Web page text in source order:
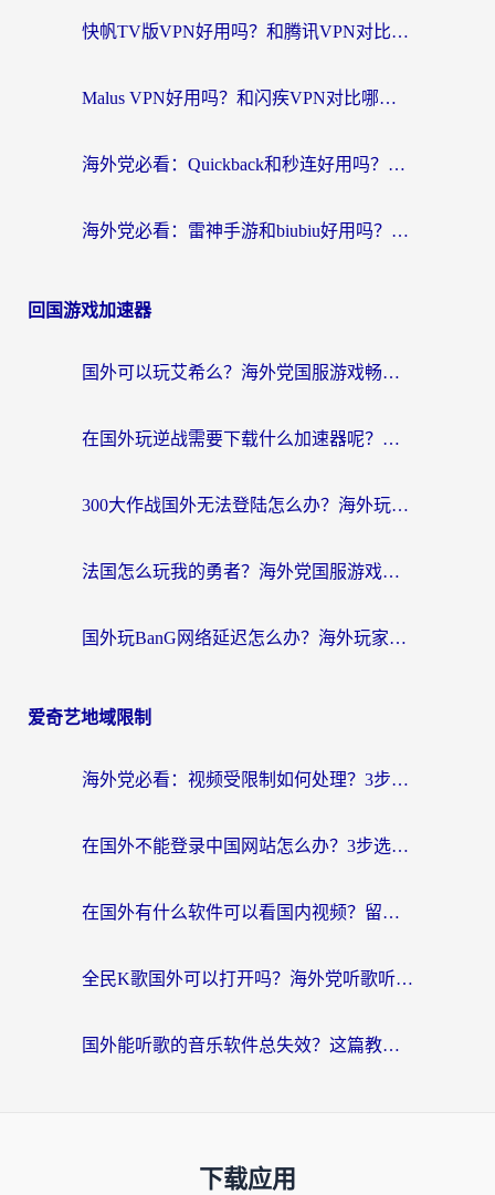
快帆TV版VPN好用吗？和腾讯VPN对比哪个回国效果更好？海外党必看的真实体验指南
Malus VPN好用吗？和闪疾VPN对比哪个回国效果更好？海外华人的实用避坑指南
海外党必看：Quickback和秒连好用吗？3步选对回国加速器，无缝刷国内资源
海外党必看：雷神手游和biubiu好用吗？3招选对回国加速器无缝刷国内资源
回国游戏加速器
国外可以玩艾希么？海外党国服游戏畅玩终极指南（附加速器选择秘籍）
在国外玩逆战需要下载什么加速器呢？海外党亲测有效的国服游戏加速指南
300大作战国外无法登陆怎么办？海外玩家亲测有效的解决指南
法国怎么玩我的勇者？海外党国服游戏不卡攻略，附3款热门游戏加速实测
国外玩BanG网络延迟怎么办？海外玩家亲测有效的国服游戏加速指南
爱奇艺地域限制
海外党必看：视频受限制如何处理？3步解决国内剧番“看不了”难题
在国外不能登录中国网站怎么办？3步选对回国加速器，无缝刷剧、办业务
在国外有什么软件可以看国内视频？留学生亲测的追剧救星来了
全民K歌国外可以打开吗？海外党听歌听书无限制的实用指南
国外能听歌的音乐软件总失效？这篇教你怎么在海外流畅听网易云
下载应用